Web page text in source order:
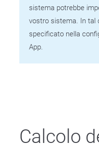
sistema potrebbe
vostro sistema. In tal
specificato nella
App.
Calcolo